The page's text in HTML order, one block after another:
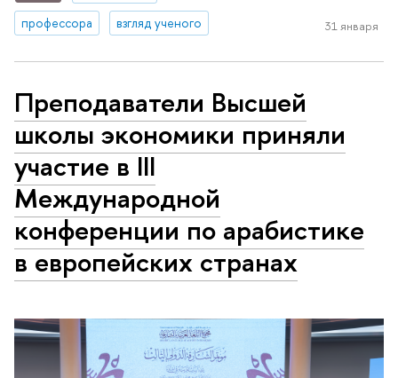
профессора
взгляд ученого 31 января
Преподаватели Высшей
школы экономики приняли
участие в III
Международной
конференции по арабистике
в европейских странах